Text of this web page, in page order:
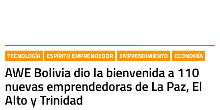
TECNOLOGÍA ESPÍRITU EMPRENDEDOR EMPRENDIMIENTO ECONOMÍA
AWE Bolivia dio la bienvenida a 110
nuevas emprendedoras de La Paz, El
Alto y Trinidad